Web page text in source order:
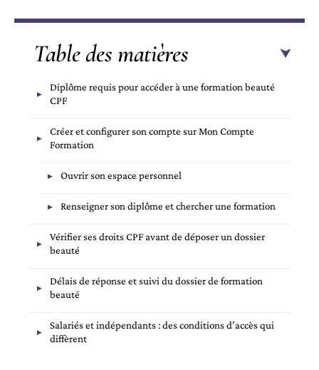
Table des matières
Diplôme requis pour accéder à une formation beauté
CPF
Créer et configurer son compte sur Mon Compte
Formation
Ouvrir son espace personnel
Renseigner son diplôme et chercher une formation
Vérifier ses droits CPF avant de déposer un dossier
beauté
Délais de réponse et suivi du dossier de formation
beauté
Salariés et indépendants : des conditions d’accès qui
diffèrent